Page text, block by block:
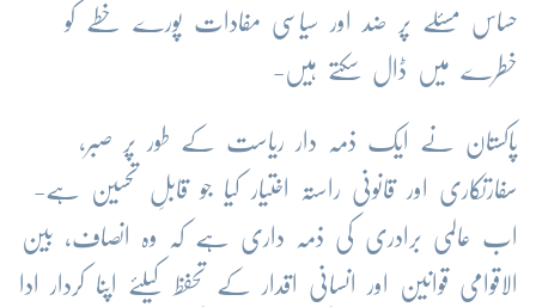
حساس مسئلے پر ضد اور سیاسی مفادات پورے خطے کو
خطرے میں ڈال سکتے ہیں-
پاکستان نے ایک ذمہ دار ریاست کے طور پر صبر،
سفارتکاری اور قانونی راستہ اختیار کیا جو قابلِ تحسین ہے-
اب عالمی برادری کی ذمہ داری ہے کہ وہ انصاف، بین
الاقوامی قوانین اور انسانی اقدار کے تحفظ کیلئے اپنا کردار ادا